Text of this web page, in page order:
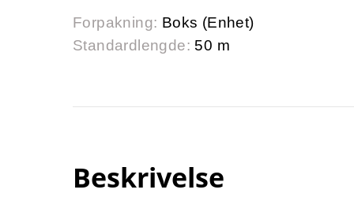
Forpakning: Boks (Enhet)
Standardlengde: 50 m
Beskrivelse